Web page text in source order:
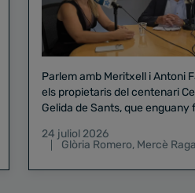
Parlem amb Meritxell i Antoni
els propietaris del centenari Celler
Gelida de Sants, que enguany
24 juliol 2026
Glòria Romero, Mercè Raga